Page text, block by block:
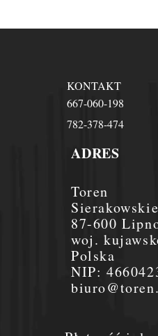
ADRES
Toren
87-600
woj.
Polska
NIP:
KONTAKT
667-060-198
782-378-474